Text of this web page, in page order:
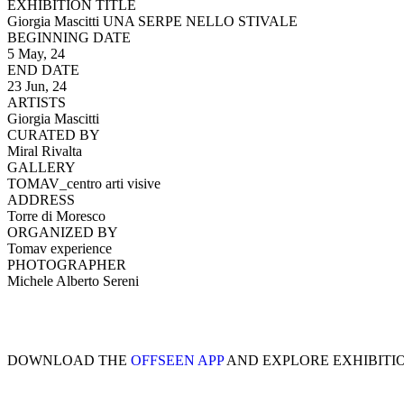
EXHIBITION TITLE
Giorgia Mascitti UNA SERPE NELLO STIVALE
BEGINNING DATE
5 May, 24
END DATE
23 Jun, 24
ARTISTS
Giorgia Mascitti
CURATED BY
Miral Rivalta
GALLERY
TOMAV_centro arti visive
ADDRESS
Torre di Moresco
ORGANIZED BY
Tomav experience
PHOTOGRAPHER
Michele Alberto Sereni
DOWNLOAD THE OFFSEEN APPAND EXPLORE